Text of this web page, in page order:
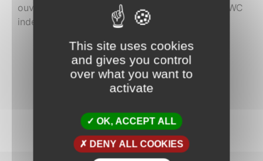
ouverte, salon & coin multimédia communs, un WC
indépendant ainsi qu’une buanderie commune.
This site uses cookies
and gives you control
over what you want to
activate
OK, ACCEPT ALL
DENY ALL COOKIES